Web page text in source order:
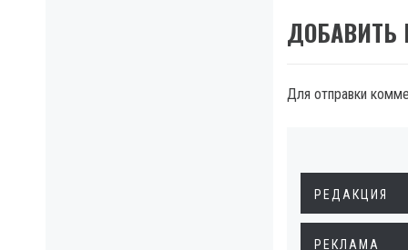
ДОБАВИТЬ
Для отправки
РЕДАКЦИЯ
РЕКЛАМА